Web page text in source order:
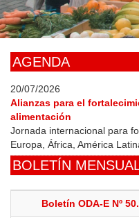
Skip
to
main
AGENDA
20/07/2026
Alianzas para el
alimentación
Jornada internacional para
Europa, África, América
BOLETÍN
Boletín ODA-E Nº